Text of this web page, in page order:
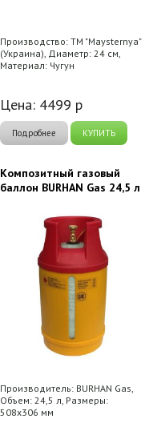
Производство: ТМ "Maysternya"
(Украина), Диаметр: 24 см,
Материал: Чугун
Цена: 4499 р
Подробнее КУПИТЬ
Композитный газовый
баллон BURHAN Gas 24,5 л
Производитель: BURHAN Gas,
Объем: 24,5 л, Размеры:
508х306 мм